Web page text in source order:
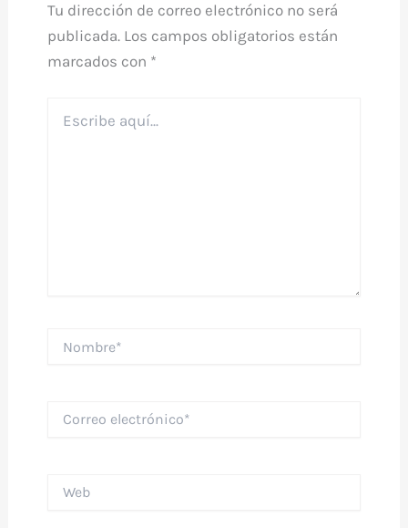
Tu dirección de correo electrónico no será
publicada. Los campos obligatorios están
marcados con *
aquí...
electrónico*